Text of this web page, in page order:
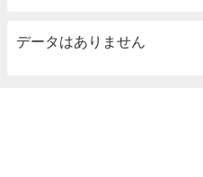
データはありません